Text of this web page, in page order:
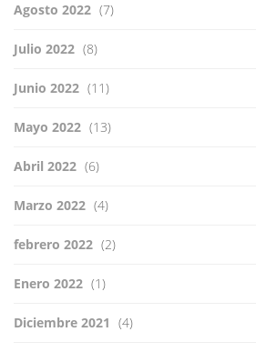
Agosto 2022 (7)
Julio 2022 (8)
Junio 2022 (11)
Mayo 2022 (13)
Abril 2022 (6)
Marzo 2022 (4)
febrero 2022 (2)
Enero 2022 (1)
Diciembre 2021 (4)